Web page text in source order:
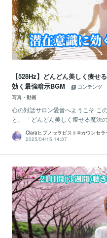
【528Hz】どんどん美しく痩せ
効く最強暗示BGM
コンテンツ
写真・動画
心の対話サロン愛音へようこそ こ
と、 「どんどん美しく痩せる魔法
Claraヒプノセラピスト✡カウンセラ
2025/04/15 14:37